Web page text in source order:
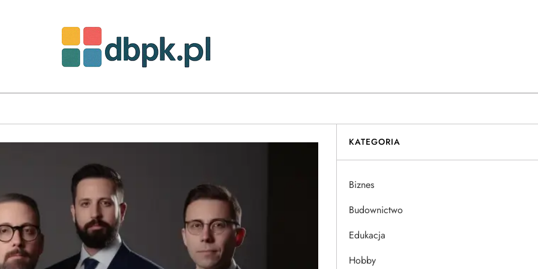
KATEGORIA
Biznes
Budownictwo
Edukacja
Hobby